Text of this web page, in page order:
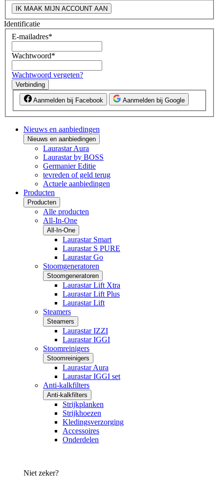
IK MAAK MIJN ACCOUNT AAN
Identificatie
E-mailadres*
Wachtwoord*
Wachtwoord vergeten?
Verbinding
Aanmelden bij Facebook Aanmelden bij Google
Nieuws en aanbiedingen
Nieuws en aanbiedingen
Laurastar Aura
Laurastar by BOSS
Germanier Editie
tevreden of geld terug
Actuele aanbiedingen
Producten
Producten
Alle producten
All-In-One
All-In-One
Laurastar Smart
Laurastar S PURE
Laurastar Go
Stoomgeneratoren
Stoomgeneratoren
Laurastar Lift Xtra
Laurastar Lift Plus
Laurastar Lift
Steamers
Steamers
Laurastar IZZI
Laurastar IGGI
Stoomreinigers
Stoomreinigers
Laurastar Aura
Laurastar IGGI set
Anti-kalkfilters
Anti-kalkfilters
Strijkplanken
Strijkhoezen
Kledingsverzorging
Accessoires
Onderdelen
Niet zeker?